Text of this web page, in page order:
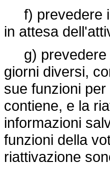
f) prevedere il
in attesa
g) prevedere
giorni diversi,
sue funzioni
contiene, e la
informazioni
funzioni della
riattivazione